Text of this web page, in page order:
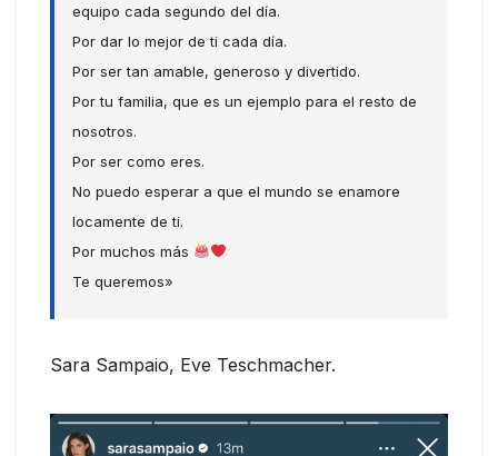
equipo cada segundo del día.
Por dar lo mejor de ti cada día.
Por ser tan amable, generoso y divertido.
Por tu familia, que es un ejemplo para el resto de
nosotros.
Por ser como eres.
No puedo esperar a que el mundo se enamore
locamente de ti.
Por muchos más
Te queremos»
Sara Sampaio, Eve Teschmacher.